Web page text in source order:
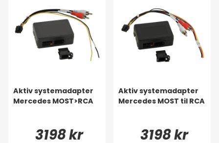
Aktiv systemadapter
Mercedes MOST>RCA
3198 kr
Aktiv systemadapter
Mercedes MOST til RCA
3198 kr